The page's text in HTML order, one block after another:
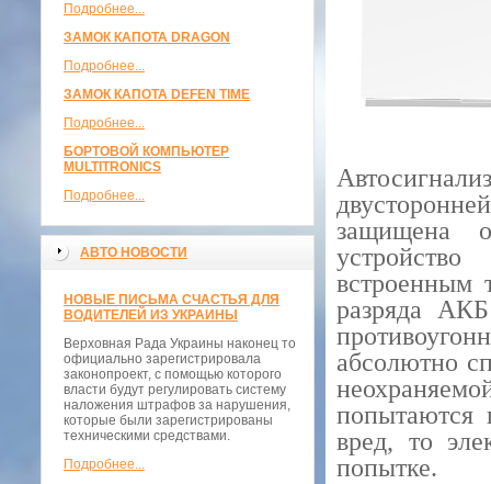
Подробнее...
ЗАМОК КАПОТА DRAGON
Подробнее...
ЗАМОК КАПОТА DEFEN TIME
Подробнее...
БОРТОВОЙ КОМПЬЮТЕР
MULTITRONICS
Подробнее...
АВТО НОВОСТИ
НОВЫЕ ПИСЬМА СЧАСТЬЯ ДЛЯ
ВОДИТЕЛЕЙ ИЗ УКРАИНЫ
Верховная Рада Украины наконец то
официально зарегистрировала
законопроект, с помощью которого
власти будут регулировать систему
наложения штрафов за нарушения,
которые были зарегистрированы
техническими средствами.
Подробнее...
защищена
встроенным
разряда
абсолютно
попытаются
вред, то
попытке.